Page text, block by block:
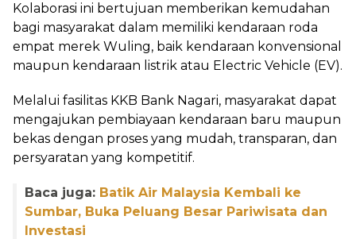
Kolaborasi ini bertujuan memberikan kemudahan
bagi masyarakat dalam memiliki kendaraan roda
empat merek Wuling, baik kendaraan konvensional
maupun kendaraan listrik atau Electric Vehicle (EV).
Melalui fasilitas KKB Bank Nagari, masyarakat dapat
mengajukan pembiayaan kendaraan baru maupun
bekas dengan proses yang mudah, transparan, dan
persyaratan yang kompetitif.
Baca juga: Batik Air Malaysia Kembali ke
Sumbar, Buka Peluang Besar Pariwisata dan
Investasi